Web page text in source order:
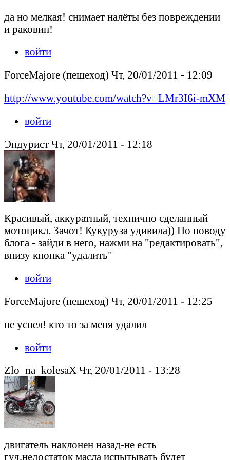
да но мелкая! снимает налёты без повреждении
и раковин!
войти
ForceMajore (пешеход) Чт, 20/01/2011 - 12:09
http://www.youtube.com/watch?v=LMr3I6i-mXM
войти
Эндурист Чт, 20/01/2011 - 12:18
Красивый, аккуратный, технично сделанный
мотоцикл. Зачот! Кукуруза удивила)) По поводу
блога - зайди в него, нажми на "редактировать",
внизу кнопка "удалить"
войти
ForceMajore (пешеход) Чт, 20/01/2011 - 12:25
не успел! кто то за меня удалил
войти
Zlo_na_kolesaX Чт, 20/01/2011 - 13:28
двигатель наклонен назад-не есть
гуд,недостаток масла испытывать будет